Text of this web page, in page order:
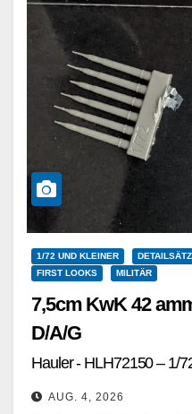
1/72 UND KLEINER
FIRST LOOKS
MILITÄR
7,5cm KwK 42
D/A/G
Hauler - HLH72150 – 1/
AUG. 4, 2026